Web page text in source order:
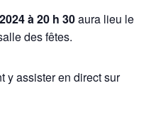
à 20 h 30aura lieu le
des fêtes.
y assister en direct sur